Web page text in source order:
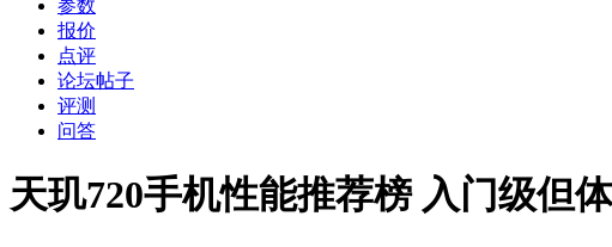
参数
报价
点评
论坛帖子
评测
问答
天玑720手机性能推荐榜 入门级但